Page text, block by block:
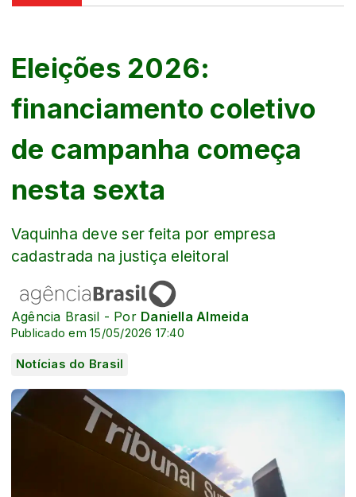
Eleições 2026:
financiamento coletivo
de campanha começa
nesta sexta
Vaquinha deve ser feita por empresa
cadastrada na justiça eleitoral
Agência Brasil - Por Daniella Almeida
Publicado em 15/05/2026 17:40
Notícias do Brasil